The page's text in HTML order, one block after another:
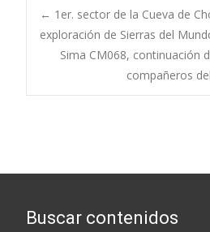
← 1er. sector de la Cueva de
exploración de Sierras del
Sima CM068, continuación
compañeros
Buscar contenidos